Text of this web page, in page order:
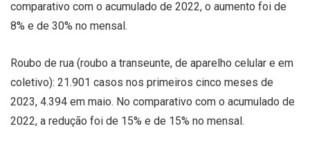
comparativo com o acumulado de 2022, o aumento foi de
8% e de 30% no mensal.
Roubo de rua (roubo a transeunte, de aparelho celular e em
coletivo): 21.901 casos nos primeiros cinco meses de
2023, 4.394 em maio. No comparativo com o acumulado de
2022, a redução foi de 15% e de 15% no mensal.